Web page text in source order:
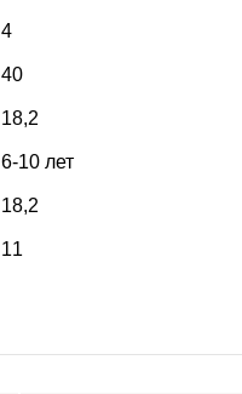
4
40
18,2
6-10 лет
18,2
11